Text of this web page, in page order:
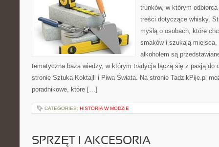
trunków, w którym
treści dotyczące whisky.
myślą o osobach, które
smaków i szukają
alkoholem są
tematyczna baza wiedzy, w którym tradycja łączą się z pasją do
stronie Sztuka Koktajli i Piwa Świata. Na stronie TadzikPije.pl
poradnikowe, które […]
CATEGORIES: HISTORIA W MODZIE
SPRZĘT I AKCESORIA